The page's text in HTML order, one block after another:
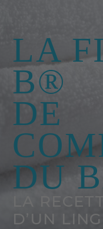
LA
B®
DE
DU
LA
D’UN